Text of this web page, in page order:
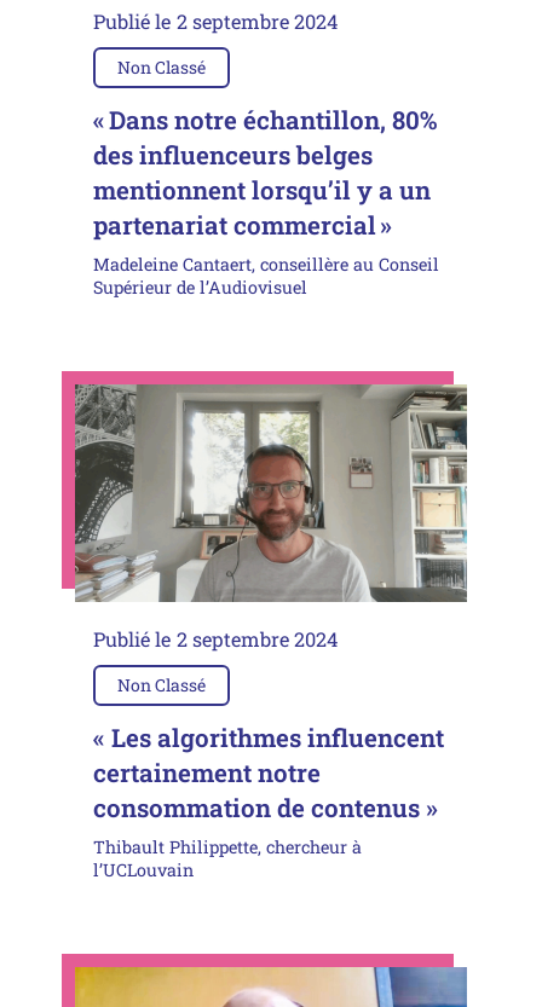
Publié le 2 septembre 2024
Non Classé
« Dans notre échantillon, 80%
des influenceurs belges
mentionnent lorsqu’il y a un
partenariat commercial »
Madeleine Cantaert, conseillère au Conseil
Supérieur de l’Audiovisuel
Publié le 2 septembre 2024
Non Classé
« Les algorithmes influencent
certainement notre
consommation de contenus »
Thibault Philippette, chercheur à
l’UCLouvain